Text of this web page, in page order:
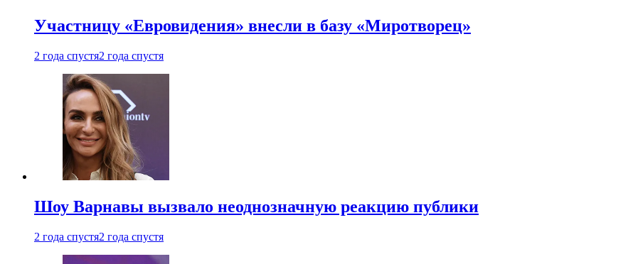
Участницу «Евровидения» внесли в базу «Миротворец»
2 года спустя2 года спустя
Шоу Варнавы вызвало неоднозначную реакцию публики
2 года спустя2 года спустя